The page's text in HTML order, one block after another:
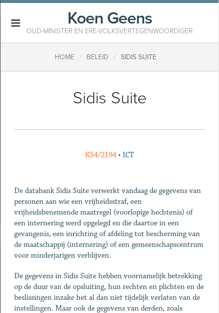
Koen Geens
OUD-MINISTER EN ERE-VOLKSVERTEGENWOORDIGER
HOME / BELEID / ​SIDIS SUITE
​Sidis Suite
K54/2194 • ICT
De databank Sidis Suite verwerkt vandaag de gegevens van
personen aan wie een vrijheidsstraf, een
vrijheidsbenemende maatregel (voorlopige hechtenis) of
een internering werd opgelegd en die daartoe in een
gevangenis, een inrichting of afdeling tot bescherming van
de maatschappij (internering) of een gemeenschapscentrum
voor minderjarigen verblijven.
De gegevens in Sidis Suite hebben voornamelijk betrekking
op de duur van de opsluiting, hun rechten en plichten en de
beslissingen inzake het al dan niet tijdelijk verlaten van de
instellingen. Maar ook de gegevens van derden, zoals